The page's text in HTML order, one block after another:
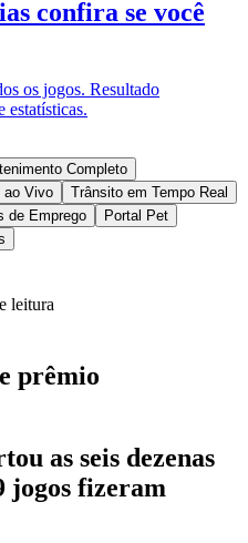
Chácaras Marco
Cidades da
Fazenda
BelvalJardim
confira se você
os jogos. Resultado
estatísticas.
Completo
ao Vivo
Trânsito em Tempo Real
de Emprego
Portal Pet
leitura
prêmio
as seis dezenas
jogos fizeram